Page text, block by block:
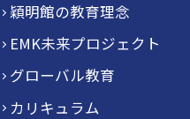
穎明館の教育理念
EMK未来プロジェクト
グローバル教育
カリキュラム